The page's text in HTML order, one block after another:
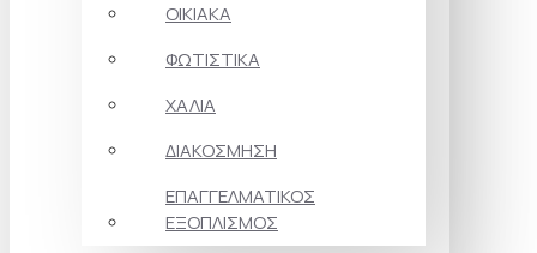
ΟΙΚΙΑΚΑ
ΦΩΤΙΣΤΙΚΑ
ΧΑΛΙΑ
ΔΙΑΚΟΣΜΗΣΗ
ΕΠΑΓΓΕΛΜΑΤΙΚΟΣ
ΕΞΟΠΛΙΣΜΟΣ